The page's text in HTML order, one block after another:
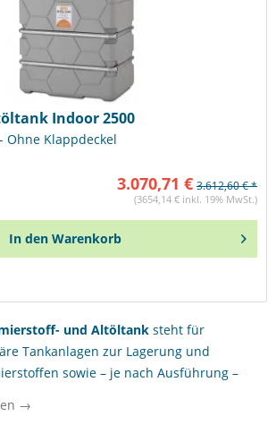
Indoor 2500
Ohne Klappdeckel
3.070,71 € 3.612,60 € *
(3654,14 € inkl. 19% MwSt.)
In den Warenkorb
und Altöltank steht für
Tankanlagen zur Lagerung und
sowie – je nach Ausführung –
→